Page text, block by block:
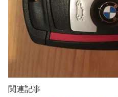
関連記事